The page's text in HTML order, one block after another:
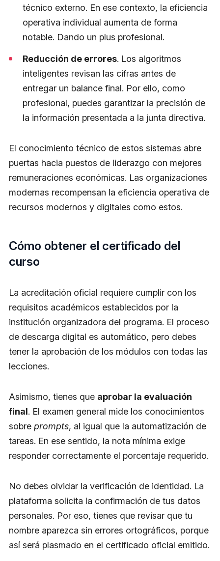
técnico externo. En ese contexto, la eficiencia
operativa individual aumenta de forma
notable. Dando un plus profesional.
Reducción de errores. Los algoritmos
inteligentes revisan las cifras antes de
entregar un balance final. Por ello, como
profesional, puedes garantizar la precisión de
la información presentada a la junta directiva.
El conocimiento técnico de estos sistemas abre
puertas hacia puestos de liderazgo con mejores
remuneraciones económicas. Las organizaciones
modernas recompensan la eficiencia operativa de
recursos modernos y digitales como estos.
Cómo obtener el certificado del
curso
La acreditación oficial requiere cumplir con los
requisitos académicos establecidos por la
institución organizadora del programa. El proceso
de descarga digital es automático, pero debes
tener la aprobación de los módulos con todas las
lecciones.
Asimismo, tienes que aprobar la evaluación
final. El examen general mide los conocimientos
sobre prompts, al igual que la automatización de
tareas. En ese sentido, la nota mínima exige
responder correctamente el porcentaje requerido.
No debes olvidar la verificación de identidad. La
plataforma solicita la confirmación de tus datos
personales. Por eso, tienes que revisar que tu
nombre aparezca sin errores ortográficos, porque
así será plasmado en el certificado oficial emitido.